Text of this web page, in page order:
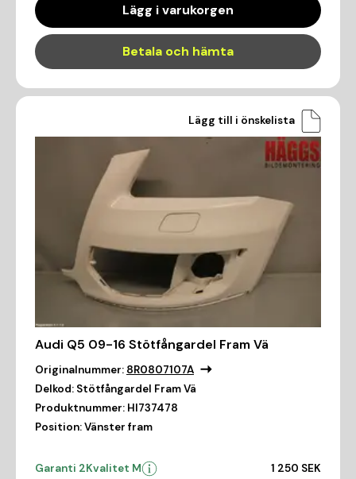
Lägg i varukorgen
Betala och hämta
Lägg till i önskelista
Audi Q5 09-16 Stötfångardel Fram Vä
Originalnummer: 8R0807107A
Delkod: Stötfångardel Fram Vä
Produktnummer: HI737478
Position:Vänster fram
Garanti 2Kvalitet M 1 250 SEK